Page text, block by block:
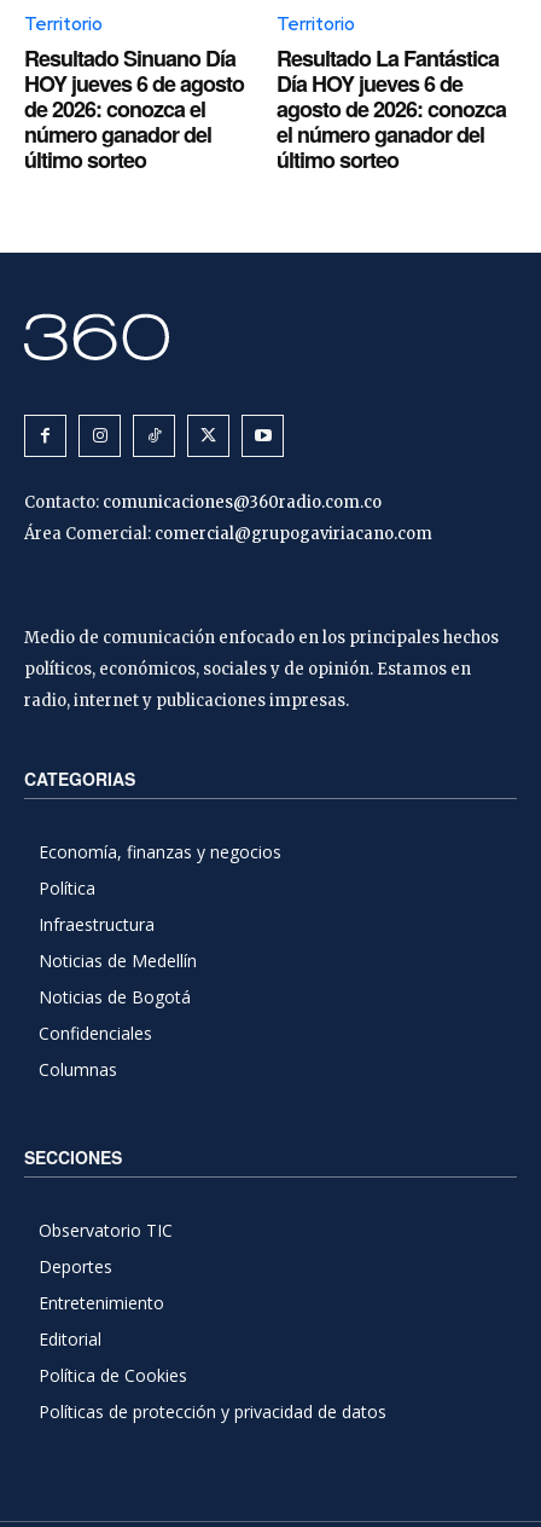
Territorio
Resultado Sinuano Día
HOY jueves 6 de agosto
de 2026: conozca el
número ganador del
último sorteo
Territorio
Resultado La Fantástica
Día HOY jueves 6 de
agosto de 2026: conozca
el número ganador del
último sorteo
Contacto: comunicaciones@360radio.com.co
Área Comercial: comercial@grupogaviriacano.com
Medio de comunicación enfocado en los principales hechos
políticos, económicos, sociales y de opinión. Estamos en
radio, internet y publicaciones impresas.
CATEGORIAS
Economía, finanzas y negocios
Política
Infraestructura
Noticias de Medellín
Noticias de Bogotá
Confidenciales
Columnas
SECCIONES
Observatorio TIC
Deportes
Entretenimiento
Editorial
Política de Cookies
Políticas de protección y privacidad de datos